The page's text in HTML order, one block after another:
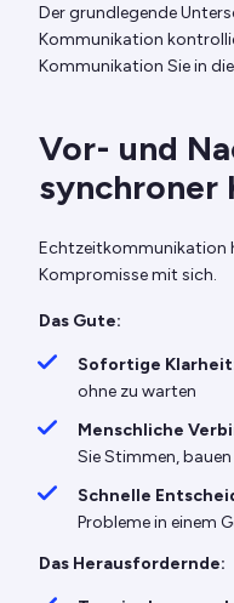
Der grundlegende
Kommunikation
Kommunikation Sie in
Vor- und
synchroner
Echtzeitkommunikation
Kompromisse mit sich.
Das Gute:
Sofortige
ohne zu warten
Menschliche
Sie Stimmen,
Schnelle
Probleme in einem
Das Herausfordernde: